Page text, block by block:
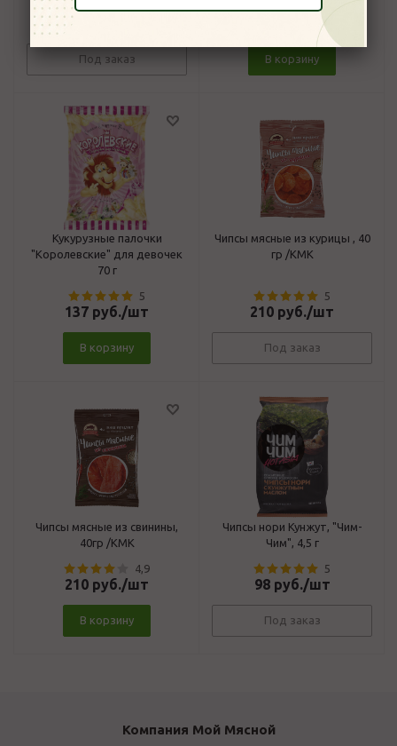
5
147
Под заказ
/шт
В корзину
Кукурузные палочки
"Королевские" для девочек
70 г
5
137 руб./шт
В корзину
Чипсы мясные из курицы , 40
гр /КМК
5
210 руб./шт
Под заказ
Чипсы мясные из свинины,
40гр /КМК
4,9
210 руб./шт
В корзину
Чипсы нори Кунжут, "Чим-
Чим", 4,5 г
5
98руб./шт
Под заказ
Компания Мой Мясной